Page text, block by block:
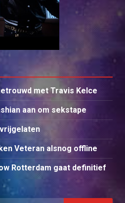
met Travis Kelce
aan om sekstape
Veteran alsnog offline
Rotterdam gaat definitief